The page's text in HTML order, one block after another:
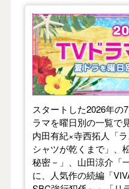
【2026年夏】TVド
スタートした2026年の
ラマを曜日別の一覧で
内田有紀×寺西拓人「
シャツが乾くまで」、
秘密－」、山田涼介「
に、人気作の続編「